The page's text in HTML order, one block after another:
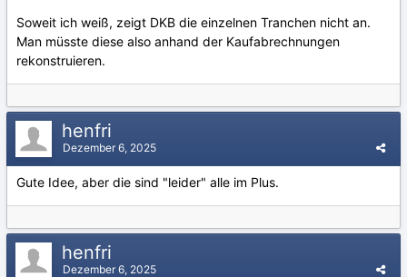
Soweit ich weiß, zeigt DKB die einzelnen Tranchen nicht an.
Man müsste diese also anhand der Kaufabrechnungen
rekonstruieren.
henfri
Dezember 6, 2025
Gute Idee, aber die sind "leider" alle im Plus.
henfri
Dezember 6, 2025